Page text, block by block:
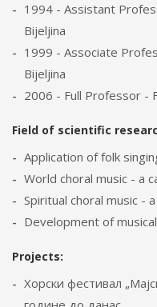
1994 - Assistant
Bijeljina
1999 - Associate
Bijeljina
2006 - Full Professor -
Field of scientific
Application of folk
World choral music - a
Spiritual choral music -
Development of
Projects:
Хорски фестивал